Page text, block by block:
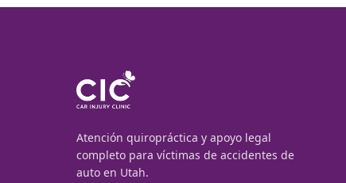
Atención quiropráctica y apoyo legal
completo para víctimas de accidentes de
auto en Utah.